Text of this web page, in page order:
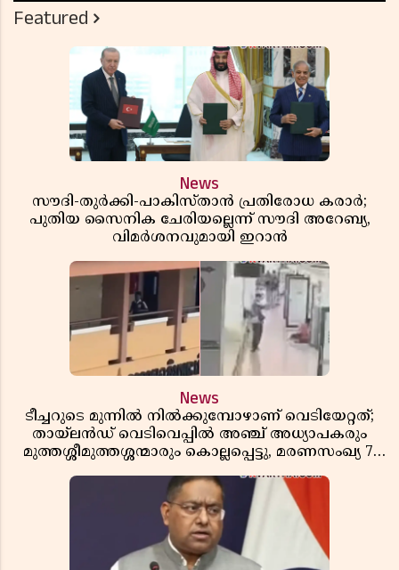
Featured
News
സൗദി-തുർക്കി-പാകിസ്താൻ പ്രതിരോധ കരാർ;
പുതിയ സൈനിക ചേരിയല്ലെന്ന് സൗദി അറേബ്യ,
വിമർശനവുമായി ഇറാൻ
News
ടീച്ചറുടെ മുന്നിൽ നിൽക്കുമ്പോഴാണ് വെടിയേറ്റത്;
തായ്‌ലൻഡ് വെടിവെപ്പിൽ അഞ്ച് അധ്യാപകരും
മുത്തശ്ശീമുത്തശ്ശന്മാരും കൊല്ലപ്പെട്ടു, മരണസംഖ്യ 7;